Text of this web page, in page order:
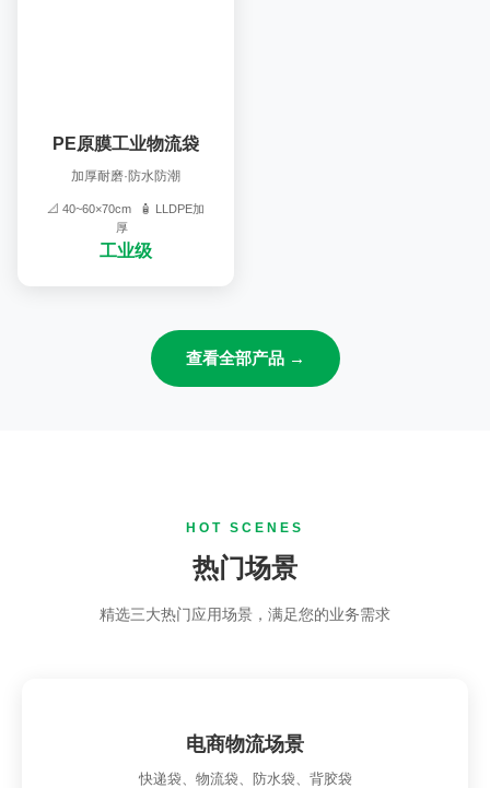
PE原膜工业物流袋
加厚耐磨·防水防潮
📐 40~60×70cm
🧴 LLDPE加
厚
工业级
查看全部产品 →
HOT SCENES
热门场景
精选三大热门应用场景，满足您的业务需求
电商物流场景
快递袋、物流袋、防水袋、背胶袋